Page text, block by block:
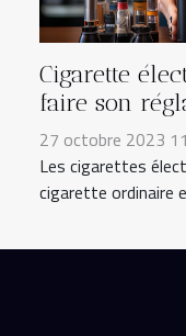
Cigarette
faire son
27 octobre 2023
Les cigarettes
cigarette ordinaire